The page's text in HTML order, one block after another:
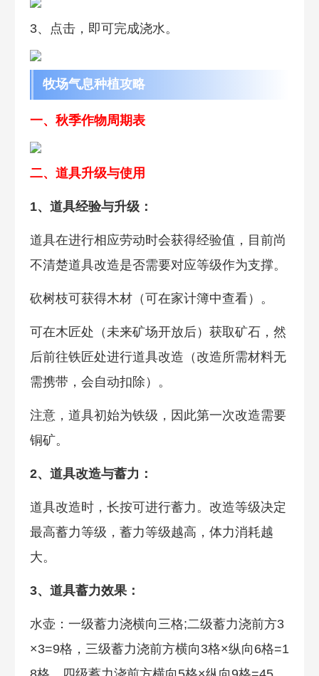
3、点击，即可完成浇水。
牧场气息种植攻略
一、秋季作物周期表
二、道具升级与使用
1、道具经验与升级：
道具在进行相应劳动时会获得经验值，目前尚
不清楚道具改造是否需要对应等级作为支撑。
砍树枝可获得木材（可在家计簿中查看）。
可在木匠处（未来矿场开放后）获取矿石，然
后前往铁匠处进行道具改造（改造所需材料无
需携带，会自动扣除）。
注意，道具初始为铁级，因此第一次改造需要
铜矿。
2、道具改造与蓄力：
道具改造时，长按可进行蓄力。改造等级决定
最高蓄力等级，蓄力等级越高，体力消耗越
大。
3、道具蓄力效果：
水壶：一级蓄力浇横向三格;二级蓄力浇前方3
×3=9格，三级蓄力浇前方横向3格×纵向6格=1